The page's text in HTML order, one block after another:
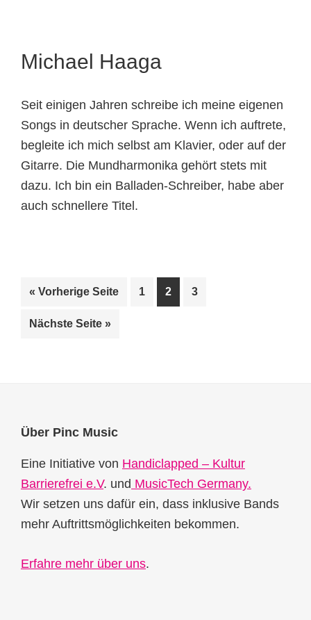
Michael Haaga
Seit einigen Jahren schreibe ich meine eigenen
Songs in deutscher Sprache. Wenn ich auftrete,
begleite ich mich selbst am Klavier, oder auf der
Gitarre. Die Mundharmonika gehört stets mit
dazu. Ich bin ein Balladen-Schreiber, habe aber
auch schnellere Titel.
« Vorherige Seiteaufrufen
Seite
1 Seite
2 Seite
3
Nächste Seite aufrufen
»
Footer
Über Pinc Music
Eine Initiative von Handiclapped – Kultur
Barrierefrei e.V. und MusicTech Germany.
Wir setzen uns dafür ein, dass inklusive Bands
mehr Auftrittsmöglichkeiten bekommen.
Erfahre mehr über uns.